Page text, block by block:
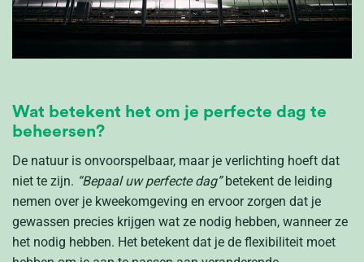
Wat betekent het om je perfecte dag te
beheersen?
De natuur is onvoorspelbaar, maar je verlichting hoeft dat
niet te zijn. “Bepaal uw perfecte dag”betekent de leiding
nemen over je kweekomgeving en ervoor zorgen dat je
gewassen precies krijgen wat ze nodig hebben, wanneer ze
het nodig hebben. Het betekent dat je de flexibiliteit moet